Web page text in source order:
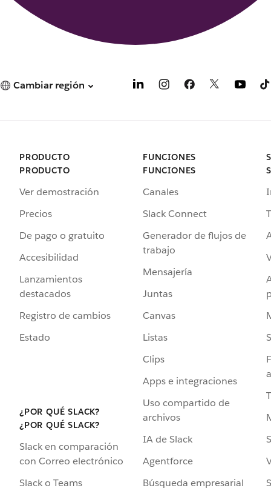
Cambiar región
PRODUCTO
PRODUCTO
Ver demostración
Precios
De pago o gratuito
Accesibilidad
Lanzamientos
destacados
Registro de cambios
Estado
¿POR QUÉ SLACK?
¿POR QUÉ SLACK?
Slack en comparación
con Correo electrónico
Slack o Teams
FUNCIONES
FUNCIONES
Canales
Slack Connect
Generador de flujos de
trabajo
Mensajería
Juntas
Canvas
Listas
Clips
Apps e integraciones
Uso compartido de
archivos
IA de Slack
Agentforce
Búsqueda empresarial